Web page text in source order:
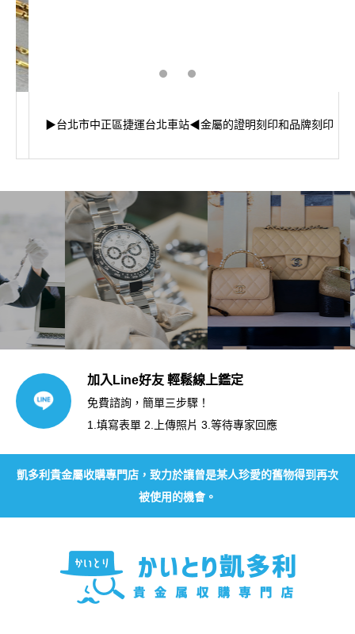
▶台北市中正區捷運台北車站◀金屬的證明刻印和品牌刻印
加入Line好友 輕鬆線上鑑定
免費諮詢，簡單三步驟！
1.填寫表單 2.上傳照片 3.等待專家回應
凱多利貴金屬收購專門店，致力於讓曾是某人珍愛的舊物得到再次
被使用的機會。